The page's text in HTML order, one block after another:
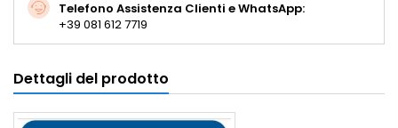
Telefono Assistenza Clienti e WhatsApp:
+39 081 612 7719
Dettagli del prodotto